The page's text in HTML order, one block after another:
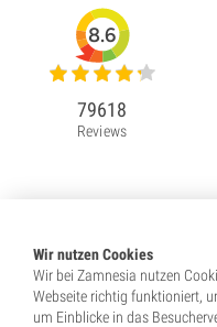
Wir nutzen Cookies
Wir bei Zamnesia nutzen
Webseite richtig funktioniert,
um Einblicke in das
8.6
79618
Reviews